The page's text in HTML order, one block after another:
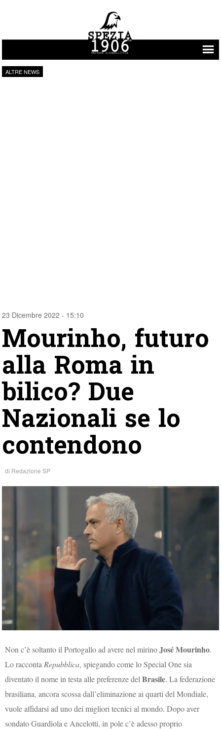
Vai al contenuto
ALTRE NEWS
23 Dicembre 2022 - 15:10
Mourinho, futuro
alla Roma in
bilico? Due
Nazionali se lo
contendono
di Redazione SP
Non c’è soltanto il Portogallo ad avere nel mirinoJosé Mourinho.
Lo racconta Repubblica, spiegando come lo Special One sia
diventato il nome in testa alle preferenze delBrasile. La federazione
brasiliana, ancora scossa dall’eliminazione ai quarti del Mondiale,
vuole affidarsi ad uno dei migliori tecnici al mondo. Dopo aver
sondato Guardiola e Ancelotti, in pole c’è adesso proprio